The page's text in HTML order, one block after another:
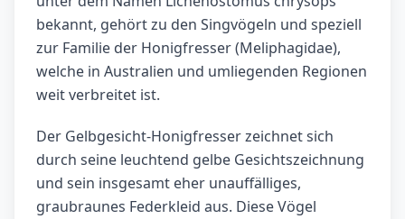
bekannt, gehört zu den Singvögeln und speziell
zur Familie der Honigfresser (Meliphagidae),
welche in Australien und umliegenden Regionen
weit verbreitet ist.
Der Gelbgesicht-Honigfresser zeichnet sich
durch seine leuchtend gelbe Gesichtszeichnung
und sein insgesamt eher unauffälliges,
graubraunes Federkleid aus. Diese Vögel